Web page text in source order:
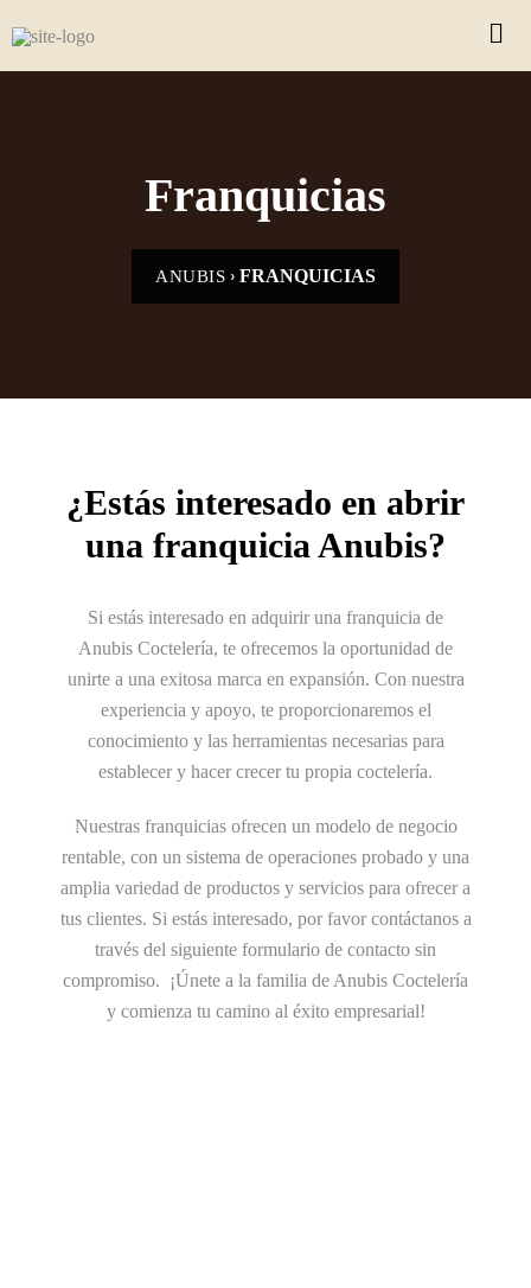
Franquicias
ANUBIS › FRANQUICIAS
¿Estás interesado en abrir
una franquicia Anubis?
Si estás interesado en adquirir una franquicia de
Anubis Coctelería, te ofrecemos la oportunidad de
unirte a una exitosa marca en expansión. Con nuestra
experiencia y apoyo, te proporcionaremos el
conocimiento y las herramientas necesarias para
establecer y hacer crecer tu propia coctelería.
Nuestras franquicias ofrecen un modelo de negocio
rentable, con un sistema de operaciones probado y una
amplia variedad de productos y servicios para ofrecer a
tus clientes. Si estás interesado, por favor contáctanos a
través del siguiente formulario de contacto sin
compromiso. ¡Únete a la familia de Anubis Coctelería
y comienza tu camino al éxito empresarial!